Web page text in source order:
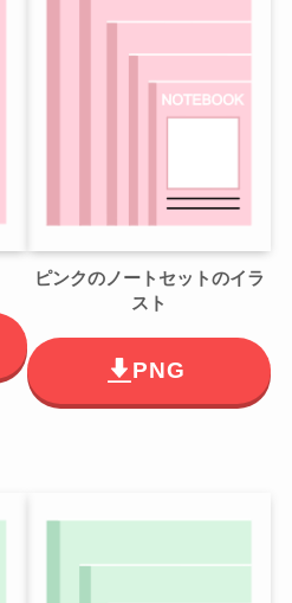
ピンクのノートセットのイラ
スト
PNG